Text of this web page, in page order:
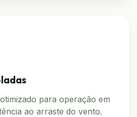
para operação em
ao arraste do vento.